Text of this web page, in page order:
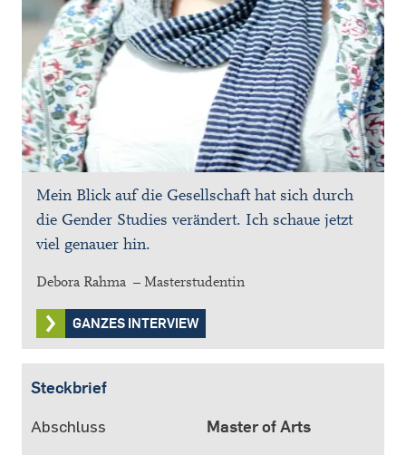
Mein Blick auf die Gesellschaft hat sich durch
die Gender Studies verändert. Ich schaue jetzt
viel genauer hin.
Debora Rahma – Masterstudentin
GANZES INTERVIEW
Steckbrief
Abschluss Master of Arts